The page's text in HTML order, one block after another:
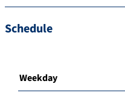
Schedule
Weekday